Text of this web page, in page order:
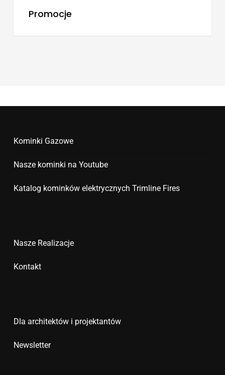
Promocje
Kominki Gazowe
Nasze kominki na Youtube
Katalog kominków elektrycznych Trimline Fires
Nasze Realizacje
Kontakt
Dla architektów i projektantów
Newsletter